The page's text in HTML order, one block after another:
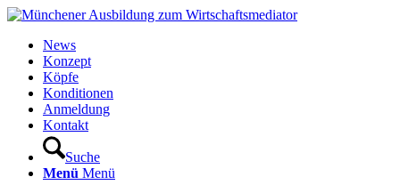
News
Konzept
Köpfe
Konditionen
Anmeldung
Kontakt
Suche
Menü Menü